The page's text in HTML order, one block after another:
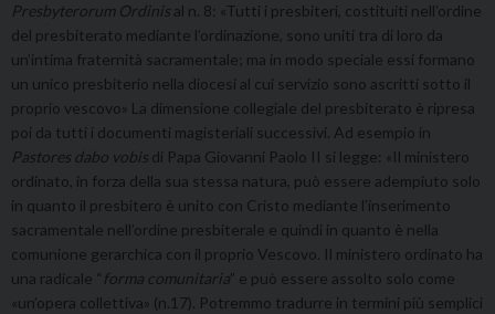
Presbyterorum Ordinis al n. 8: «Tutti i presbiteri, costituiti nell’ordine
del presbiterato mediante l’ordinazione, sono uniti tra di loro da
un’intima fraternità sacramentale; ma in modo speciale essi formano
un unico presbiterio nella diocesi al cui servizio sono ascritti sotto il
proprio vescovo» La dimensione collegiale del presbiterato è ripresa
poi da tutti i documenti magisteriali successivi. Ad esempio in
Pastores dabo vobis di Papa Giovanni Paolo II si legge: «Il ministero
ordinato, in forza della sua stessa natura, può essere adempiuto solo
in quanto il presbitero è unito con Cristo mediante l’inserimento
sacramentale nell’ordine presbiterale e quindi in quanto è nella
comunione gerarchica con il proprio Vescovo. Il ministero ordinato ha
una radicale “ forma comunitaria” e può essere assolto solo come
«un’opera collettiva» (n.17). Potremmo tradurre in termini più semplici